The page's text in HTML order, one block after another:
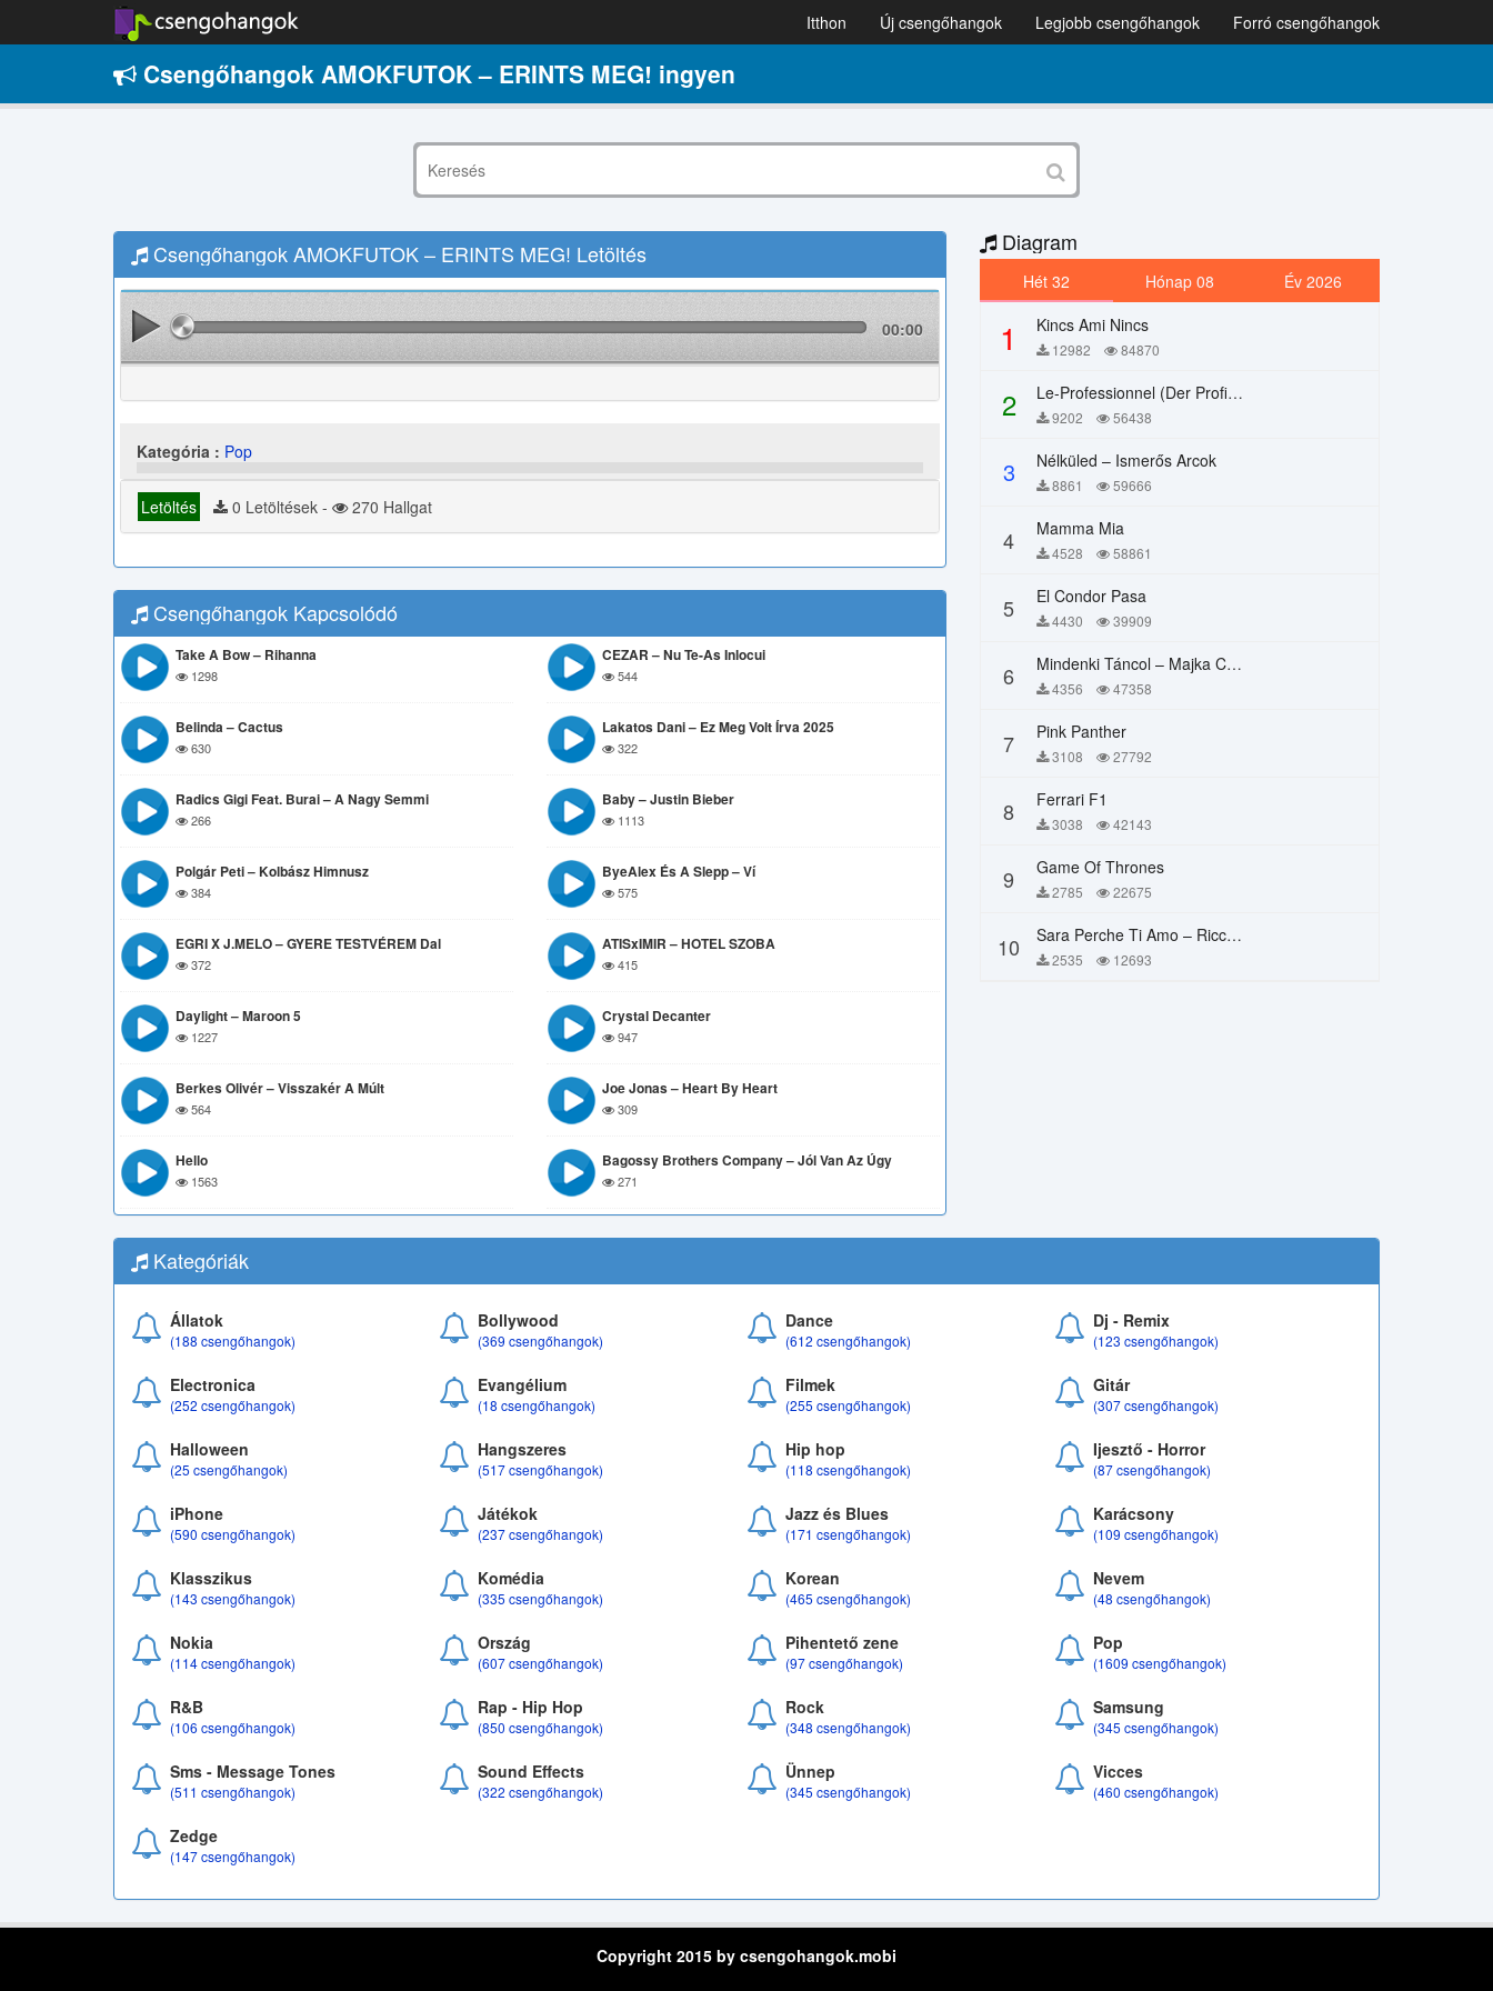
Itthon Új csengőhangok Legjobb csengőhangok Forró csengőhangok
Csengőhangok AMOKFUTOK – ERINTS MEG! ingyen
Csengőhangok AMOKFUTOK – ERINTS MEG! Letöltés
00:00
Kategória : Pop
Letöltés 0 Letöltések - 270 Hallgat
Csengőhangok Kapcsolódó
Take A Bow – Rihanna
1298
CEZAR – Nu Te-As Inlocui
544
Belinda – Cactus
630
Lakatos Dani – Ez Meg Volt Írva 2025
322
Radics Gigi Feat. Burai – A Nagy Semmi
266
Baby – Justin Bieber
1113
Polgár Peti – Kolbász Himnusz
384
ByeAlex És A Slepp – Ví
575
EGRI X J.MELO – GYERE TESTVÉREM Dal
372
ATISxIMIR – HOTEL SZOBA
415
Daylight – Maroon 5
1227
Crystal Decanter
947
Berkes Olivér – Visszakér A Múlt
564
Joe Jonas – Heart By Heart
309
Hello
1563
Bagossy Brothers Company – Jól Van Az Úgy
271
Diagram
Hét 32 Hónap 08 Év 2026
1 Kincs Ami Nincs
12982 84870
2 Le-Professionnel (Der Profi) – Chi Mai
9202 56438
3 Nélküled – Ismerős Arcok
8861 59666
4 Mamma Mia
4528 58861
5 El Condor Pasa
4430 39909
6 Mindenki Táncol – Majka Curtis, Péter Majoros
4356 47358
7 Pink Panther
3108 27792
8 Ferrari F1
3038 42143
9 Game Of Thrones
2785 22675
10 Sara Perche Ti Amo – Ricchi E Poveri
2535 12693
Kategóriák
Állatok
(188 csengőhangok)
Bollywood
(369 csengőhangok)
Dance
(612 csengőhangok)
Dj - Remix
(123 csengőhangok)
Electronica
(252 csengőhangok)
Evangélium
(18 csengőhangok)
Filmek
(255 csengőhangok)
Gitár
(307 csengőhangok)
Halloween
(25 csengőhangok)
Hangszeres
(517 csengőhangok)
Hip hop
(118 csengőhangok)
Ijesztő - Horror
(87 csengőhangok)
iPhone
(590 csengőhangok)
Játékok
(237 csengőhangok)
Jazz és Blues
(171 csengőhangok)
Karácsony
(109 csengőhangok)
Klasszikus
(143 csengőhangok)
Komédia
(335 csengőhangok)
Korean
(465 csengőhangok)
Nevem
(48 csengőhangok)
Nokia
(114 csengőhangok)
Ország
(607 csengőhangok)
Pihentető zene
(97 csengőhangok)
Pop
(1609 csengőhangok)
R&B
(106 csengőhangok)
Rap - Hip Hop
(850 csengőhangok)
Rock
(348 csengőhangok)
Samsung
(345 csengőhangok)
Sms - Message Tones
(511 csengőhangok)
Sound Effects
(322 csengőhangok)
Ünnep
(345 csengőhangok)
Vicces
(460 csengőhangok)
Zedge
(147 csengőhangok)
Copyright 2015 by csengohangok.mobi